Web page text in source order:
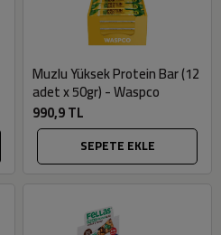
Muzlu Yüksek Protein Bar (12
adet x 50gr) - Waspco
990,9 TL
SEPETE EKLE